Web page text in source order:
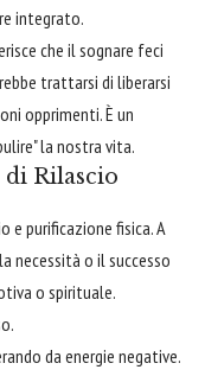
integrato.
che il sognare feci
trattarsi di liberarsi
opprimenti. È un
la nostra vita.
Rilascio
e purificazione fisica. A
necessità o il successo
o spirituale.
da energie negative.